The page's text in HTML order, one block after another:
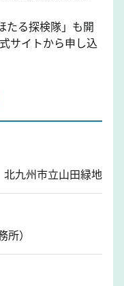
たる探検隊」も開
サイトから申し込
九州市立山田緑地
所）